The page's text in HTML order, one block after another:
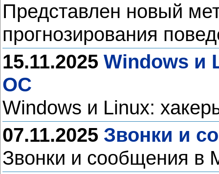
Представлен новый
прогнозирования
15.11.2025 Windows и
ОС
Windows и Linux:
07.11.2025 Звонки и
Звонки и сообщения в